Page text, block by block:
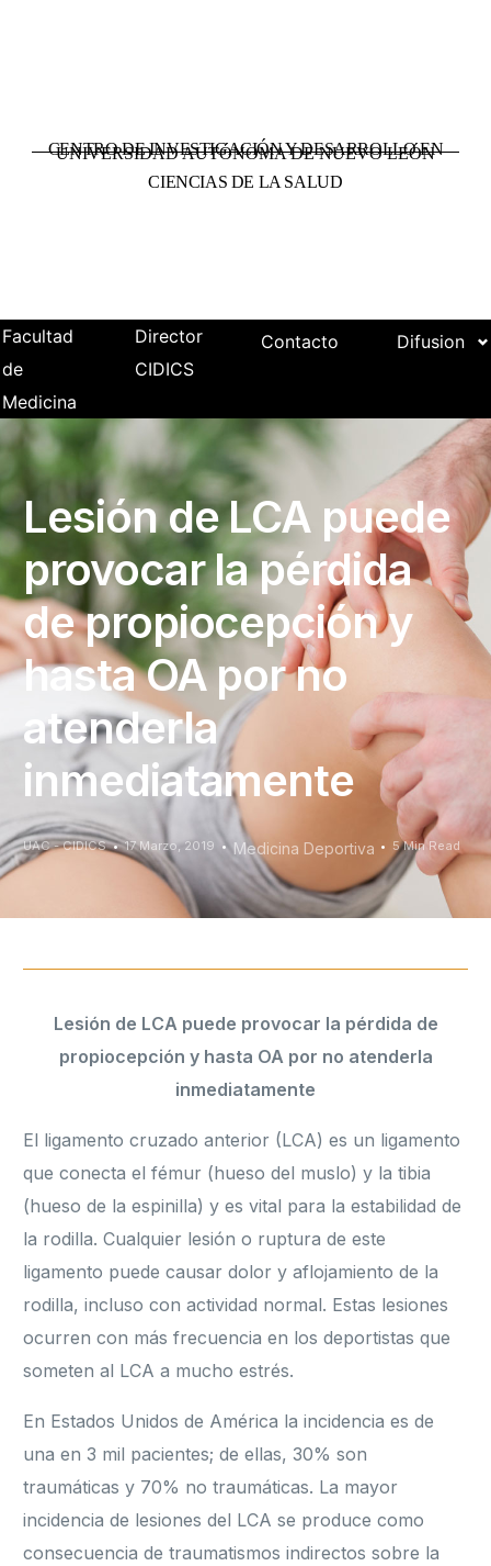
UNIVERSIDAD AUTÓNOMA DE NUEVO LEÓN
CENTRO DE INVESTIGACIÓN Y DESARROLLO EN
CIENCIAS DE LA SALUD
Facultad
de
Medicina
Director
CIDICS
Contacto Difusion
Lesión de LCA puede
provocar la pérdida
de propiocepción y
hasta OA por no
atenderla
inmediatamente
UAC - CIDICS 17 Marzo, 2019 Medicina Deportiva 5 Min Read
Lesión de LCA puede provocar la pérdida de
propiocepción y hasta OA por no atenderla
inmediatamente
El ligamento cruzado anterior (LCA) es un ligamento
que conecta el fémur (hueso del muslo) y la tibia
(hueso de la espinilla) y es vital para la estabilidad de
la rodilla. Cualquier lesión o ruptura de este
ligamento puede causar dolor y aflojamiento de la
rodilla, incluso con actividad normal. Estas lesiones
ocurren con más frecuencia en los deportistas que
someten al LCA a mucho estrés.
En Estados Unidos de América la incidencia es de
una en 3 mil pacientes; de ellas, 30% son
traumáticas y 70% no traumáticas. La mayor
incidencia de lesiones del LCA se produce como
consecuencia de traumatismos indirectos sobre la